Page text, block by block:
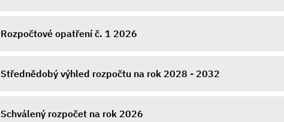
Rozpočtové opatření č. 1 2026
Střednědobý výhled rozpočtu na rok 2028 - 2032
Schválený rozpočet na rok 2026